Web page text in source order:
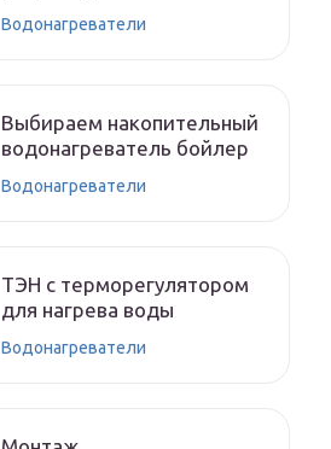
Водонагреватели
Выбираем накопительный
водонагреватель бойлер
Водонагреватели
ТЭН с терморегулятором
для нагрева воды
Водонагреватели